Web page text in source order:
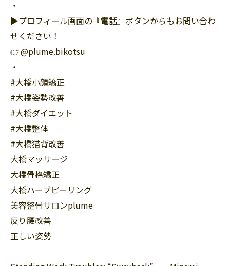
・
▶︎プロフィール画面の『電話』ボタンからもお問い合わ
せください！
👉@plume.bikotsu
・
#大橋小顔矯正
#大橋姿勢改善
#大橋ダイエット
#大橋整体
#大橋猫背改善
大橋マッサージ
大橋骨格矯正
大橋ハーブピーリング
美容整骨サロンplume
反り腰改善
正しい姿勢